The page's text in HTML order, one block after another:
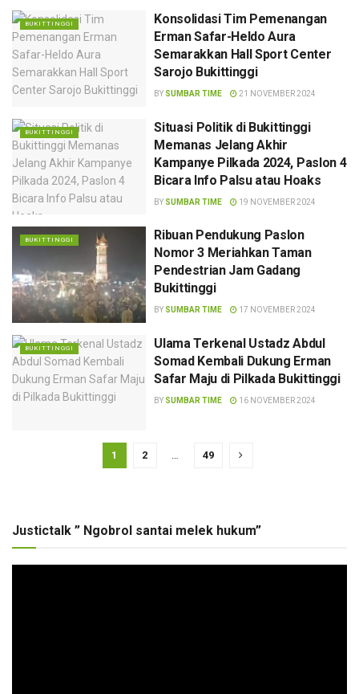
BUKITTINGGI
Konsolidasi Tim Pemenangan
Erman Safar-Heldo Aura
Semarakkan Hall Sport Center
Sarojo Bukittinggi
BY SUMBAR TIME 21 NOVEMBER 2024
BUKITTINGGI
Situasi Politik di Bukittinggi
Memanas Jelang Akhir
Kampanye Pilkada 2024, Paslon 4
Bicara Info Palsu atau Hoaks
BY SUMBAR TIME 19 NOVEMBER 2024
BUKITTINGGI
Ribuan Pendukung Paslon
Nomor 3 Meriahkan Taman
Pendestrian Jam Gadang
Bukittinggi
BY SUMBAR TIME 17 NOVEMBER 2024
BUKITTINGGI
Ulama Terkenal Ustadz Abdul
Somad Kembali Dukung Erman
Safar Maju di Pilkada Bukittinggi
BY SUMBAR TIME 16 NOVEMBER 2024
1 2 … 49
Justictalk ” Ngobrol santai melek hukum”